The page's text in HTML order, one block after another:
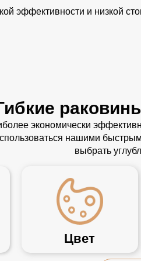
эффективности и низкой
экономически
нашими
выбрать
Цвет